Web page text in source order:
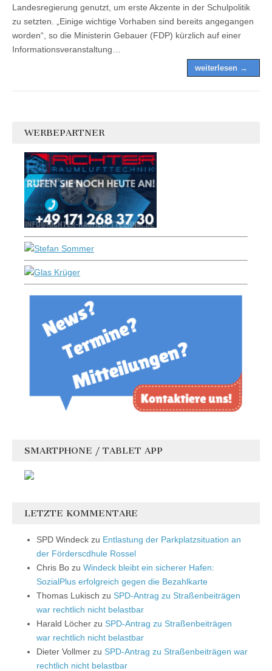
Landesregierung genutzt, um erste Akzente in der Schulpolitik
zu setzten. „Einige wichtige Vorhaben sind bereits angegangen
worden“, so die Ministerin Gebauer (FDP) kürzlich auf einer
Informationsveranstaltung…
weiterlesen →
WERBEPARTNER
SMARTPHONE / TABLET APP
LETZTE KOMMENTARE
SPD Windeck zu Entlastung der Parkplatzsituation an
der Förderscdhule Rossel
Chris Bo zu Windeck bleibt ein sicherer Hafen:
SozialPlus erfolgreich gegen die Bezahlkarte
Thomas Lukisch zu SPD-Antrag zu Straßenbeiträgen
war rechtlich nicht belastbar
Harald Löcher zu SPD-Antrag zu Straßenbeiträgen
war rechtlich nicht belastbar
Dieter Vollmer zu SPD-Antrag zu Straßenbeiträgen war
rechtlich nicht belastbar